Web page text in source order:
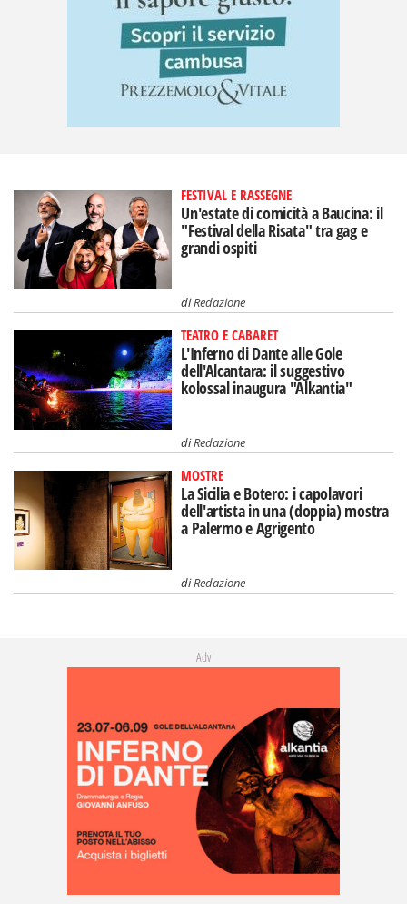
FESTIVAL E RASSEGNE
Un'estate di comicità a Baucina: il
"Festival della Risata" tra gag e
grandi ospiti
diRedazione
TEATRO E CABARET
L'Inferno di Dante alle Gole
dell'Alcantara: il suggestivo
kolossal inaugura "Alkantia"
diRedazione
MOSTRE
La Sicilia e Botero: i capolavori
dell'artista in una (doppia) mostra
a Palermo e Agrigento
diRedazione
Adv